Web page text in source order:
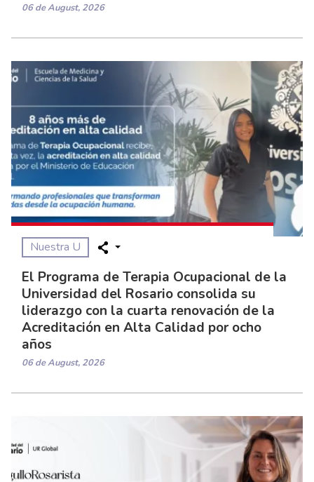
06 de August, 2026
Nuestra U
El Programa de Terapia Ocupacional de la
Universidad del Rosario consolida su
liderazgo con la cuarta renovación de la
Acreditación en Alta Calidad por ocho
años
06 de August, 2026